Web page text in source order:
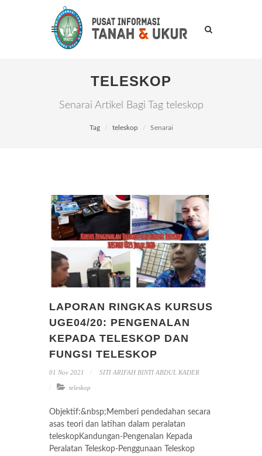
TELESKOP
Senarai Artikel Bagi Tag teleskop
Tag teleskop Senarai
LAPORAN RINGKAS KURSUS
UGE04/20: PENGENALAN
KEPADA TELESKOP DAN
FUNGSI TELESKOP
01 Nov 2021 SITI ARIFAH BINTI ABDUL KADER
teleskop
Objektif:&nbsp;Memberi pendedahan secara
asas teori dan latihan dalam peralatan
teleskopKandungan-Pengenalan Kepada
Peralatan Teleskop-Penggunaan Teleskop